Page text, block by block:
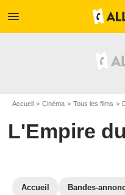
menu
Accueil Cinéma Tous les films
L'Empire
Accueil Bandes-